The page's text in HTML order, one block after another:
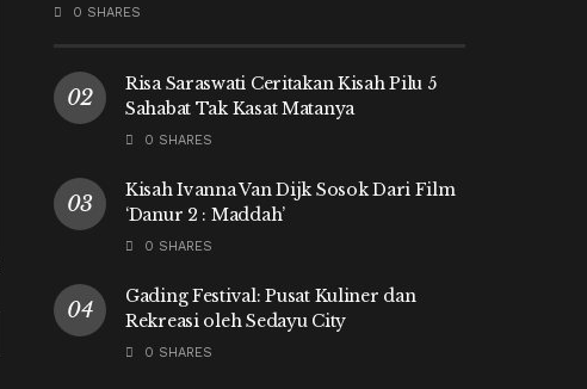
0 SHARES
Risa Saraswati Ceritakan Kisah Pilu 5
Sahabat Tak Kasat Matanya
0 SHARES
Kisah Ivanna Van Dijk Sosok Dari Film
‘Danur 2 : Maddah’
0 SHARES
Gading Festival: Pusat Kuliner dan
Rekreasi oleh Sedayu City
0 SHARES